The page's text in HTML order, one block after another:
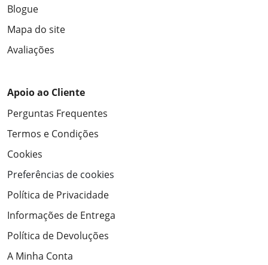
Blogue
Mapa do site
Avaliações
Apoio ao Cliente
Perguntas Frequentes
Termos e Condições
Cookies
Preferências de cookies
Política de Privacidade
Informações de Entrega
Política de Devoluções
A Minha Conta